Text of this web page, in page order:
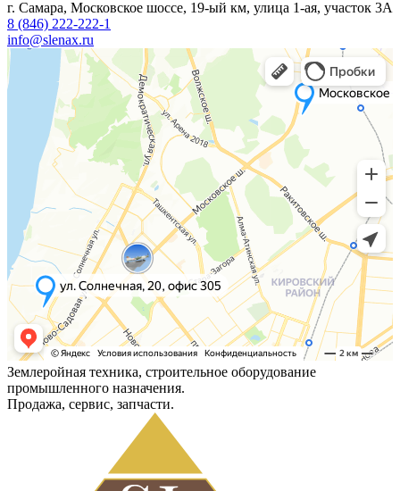
г. Самара, Московское шоссе, 19-ый км, улица 1-ая, участок 3А
8 (846) 222-222-1
info@slenax.ru
Землеройная техника, строительное оборудование
промышленного назначения.
Продажа, сервис, запчасти.